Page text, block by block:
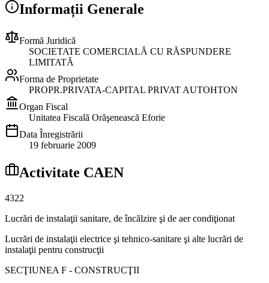
Informații Generale
Formă Juridică
SOCIETATE COMERCIALĂ CU RĂSPUNDERE
LIMITATĂ
Forma de Proprietate
PROPR.PRIVATA-CAPITAL PRIVAT AUTOHTON
Organ Fiscal
Unitatea Fiscală Orăşenească Eforie
Data Înregistrării
19 februarie 2009
Activitate CAEN
4322
Lucrări de instalaţii sanitare, de încălzire şi de aer condiţionat
Lucrări de instalaţii electrice şi tehnico-sanitare şi alte lucrări de
instalaţii pentru construcţii
SECŢIUNEA F - CONSTRUCŢII